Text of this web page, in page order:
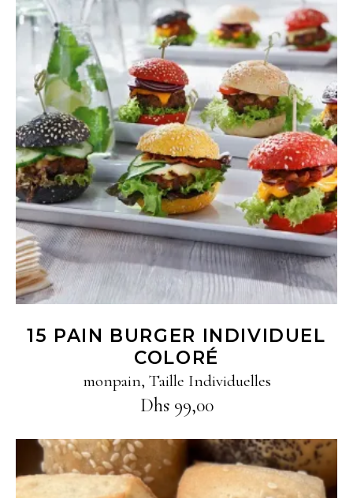
Ajouter au panier
15 PAIN BURGER INDIVIDUEL
COLORÉ
monpain, Taille Individuelles
Dhs99,00